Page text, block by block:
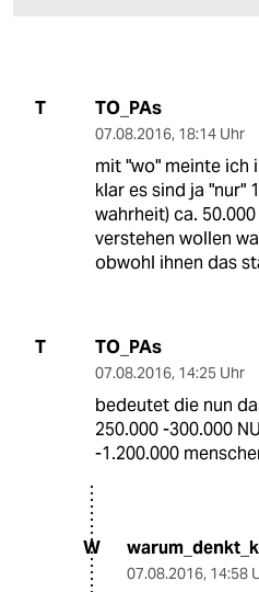
T TO_PAs
07.08.2016, 18:14 Uhr
mit "wo" meinte ich
klar es sind ja "nur"
wahrheit) ca.
verstehen wollen
obwohl ihnen das
T TO_PAs
07.08.2016, 14:25 Uhr
bedeutet die nun
250.000 -300.000
-1.200.000
W
07.08.2016, 14:58